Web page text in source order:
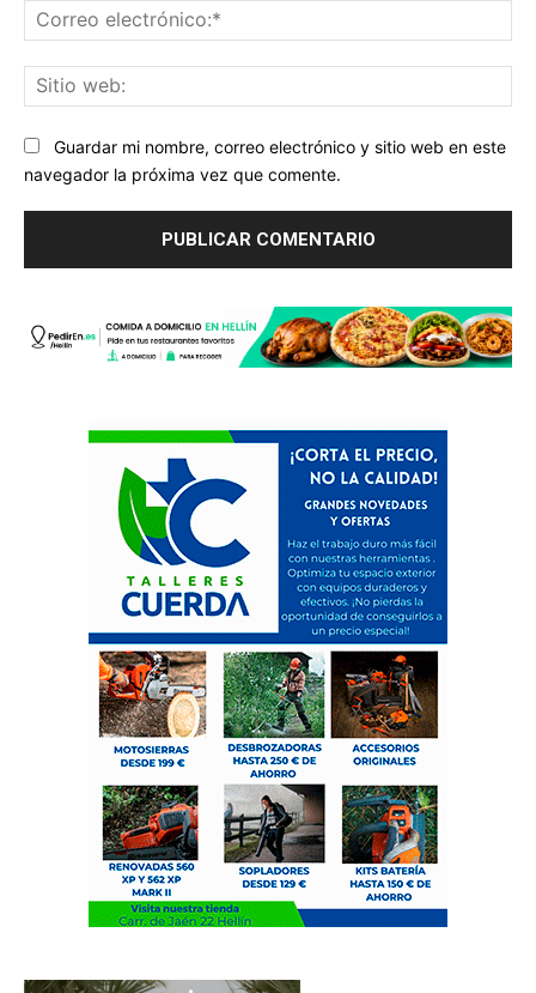
Guardar mi nombre, correo electrónico y sitio web en este
navegador la próxima vez que comente.